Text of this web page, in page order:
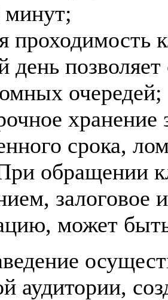
минут;
проходимость
день
очередей;
срока,
обращении
залоговое
может
аудитории,